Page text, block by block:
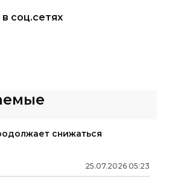
соц.сетях
снижаться
25.07.2026 05:23